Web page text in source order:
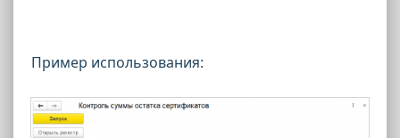
Пример использования: